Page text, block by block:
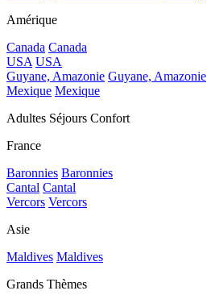
Amérique
Canada Canada
USA USA
Guyane, Amazonie Guyane, Amazonie
Mexique Mexique
Adultes Séjours Confort
France
Baronnies Baronnies
Cantal Cantal
Vercors Vercors
Asie
Maldives Maldives
Grands Thèmes